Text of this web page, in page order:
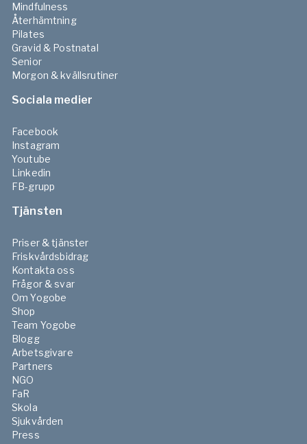
Mindfulness
Återhämtning
Pilates
Gravid & Postnatal
Senior
Morgon & kvällsrutiner
Sociala medier
Facebook
Instagram
Youtube
Linkedin
FB-grupp
Tjänsten
Priser & tjänster
Friskvårdsbidrag
Kontakta oss
Frågor & svar
Om Yogobe
Shop
Team Yogobe
Blogg
Arbetsgivare
Partners
NGO
FaR
Skola
Sjukvården
Press